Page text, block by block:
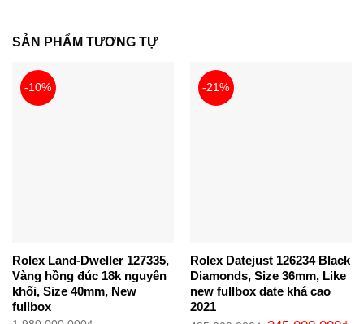
SẢN PHẨM TƯƠNG TỰ
-10%
Rolex Land-Dweller 127335,
Vàng hồng đúc 18k nguyên
khối, Size 40mm, New
fullbox
-21%
Rolex Datejust 126234 Black
Diamonds, Size 36mm, Like
new fullbox date khá cao
2021